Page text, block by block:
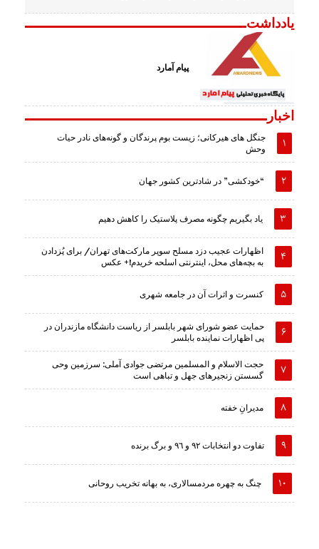
یادداشت
پیام آمارد
اخبار
جنگل های هیرکانی؛ زیست بوم پرندگان و گونه‌های نادر حیات
وحش
“خودکشی” در شادترین کشور جهان
یاد بگیریم چگونه مصرف پلاستیک را کاهش دهیم
اظهارات عجیب دزد مسلح سوپر مارکت‌های تهران/ برای پُزدادن
به بچه‌های محل، اینترنتی اسلحه خریدم!+ عکس
کنسرت و اثرات آن در جامعه شهری
حمایت عضو شورای شهر بابلسر از ریاست دانشگاه مازندران در
پی اظهارات نماینده بابلسر
حجت الاسلام و المسلمین مرتضی جوادی آملی: سرزمین وحى
گسستن زنجیرهاى جهل و تباهى است
مدیرانِ خفته
تفاوت دو انتخابات ٩٢ و ٩٦ و برگ برنده
چنگ به چهره مردمسالاری، به بهانه تخریب روحانی